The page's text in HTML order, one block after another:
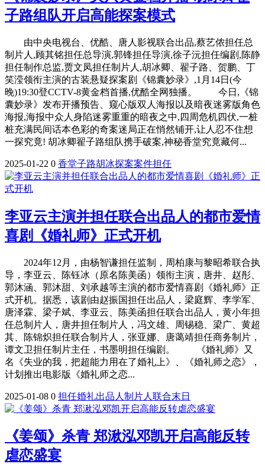
子路组队开启高能探案模式
由中央电视台、优酷、唐人影视联合出品,蔡艺侬担任总
制片人,顾其铭担任总导演,郭锋担任导演,徐子沅担任编剧,陈静
担任制作总监,贾文凤担任制片人,胡冰卿、翟子路、贺鹏、丁
笑滢领衔主演的古装悬疑探案剧《锦囊妙录》,1月14日(今
晚)19:30登CCTV-8黄金档首播,优酷全网独播。 今日,《锦
囊妙录》发布开播预告、窥心版双人海报以及暗夜迷雾版角色
海报,海报中众人身陷迷雾重重的暗夜之中,四周危机四伏,一桩
桩充满民间话本色彩的奇案迷局正在悄然铺开,让人忍不住想
一探究竟! 胡冰卿翟子路组队携手破案,神秘香堂究竟藏何...
2025-01-22 0 香堂子路胡冰探案案件担任
李亚云主演并担任联合出品人的都市爱情
喜剧《婚礼师》正式开机
2024年12月，由杨智谦担任监制，周柏康与黎昭希联合执
导，李亚云、陈钰冰（原名陈美函）领衔主演，唐井、赵彤、
郭沐涵、郭沐甜、刘承越等主演的都市爱情喜剧《婚礼师》正
式开机。据悉，该剧由赵振国担任出品人，梁庭辉、李学军、
唐泽霖、梁子斌、李亚云、陈美函担任联合出品人，黄小年担
任总制片人，唐井担任制片人，冯文雄、周锡稳、梁广、黄超
其、陈锦炽担任联合制片人，张亚娜、唐蔼靖担任商务制片，
谭文卫担任制片主任，书墨明担任编剧。 《婚礼师》又
名《失业的我，把超能力用在了婚礼上》、《婚礼师之恋》，
计划推出电影版《婚礼师之恋...
2025-01-08 0 担任婚礼出品人 制片人 联合末日
《姜颂》杀青 郑湫泓邓凯开启高能反转
虐恋盛宴